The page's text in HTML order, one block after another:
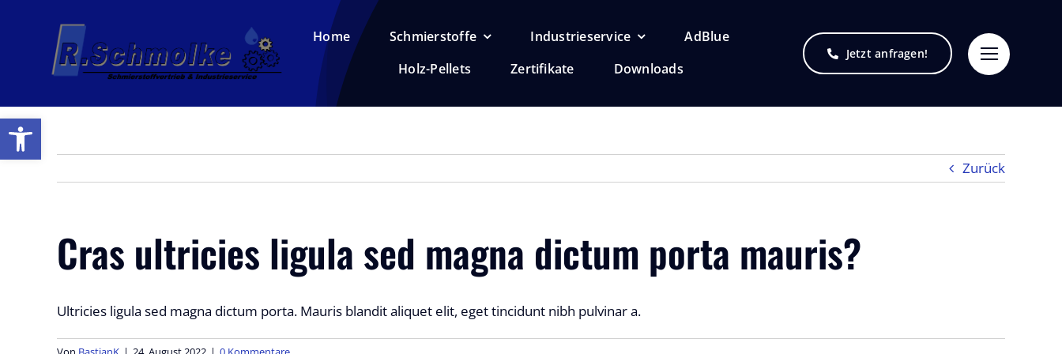
Open toolbar
Home Schmierstoffe Industrieservice
AdBlue
Holz-Pellets
Zertifikate Downloads
Jetzt anfragen!
Zurück
Cras ultricies ligula sed magna dictum porta mauris?
Ultricies ligula sed magna dictum porta. Mauris blandit aliquet elit, eget tincidunt nibh pulvinar a.